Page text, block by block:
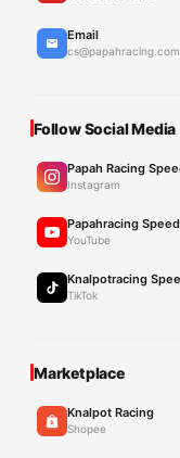
Email
cs@papahracing.com
Follow Social Media
Papah Racing
Instagram
Papahracing
YouTube
Knalpotracing
TikTok
Marketplace
Knalpot Racing
Shopee